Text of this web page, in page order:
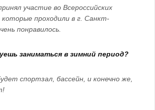
участие во Всероссийских
которые проходили в г. Санкт-
понравилось.
заниматься в зимний период?
спортзал, бассейн, и конечно же,